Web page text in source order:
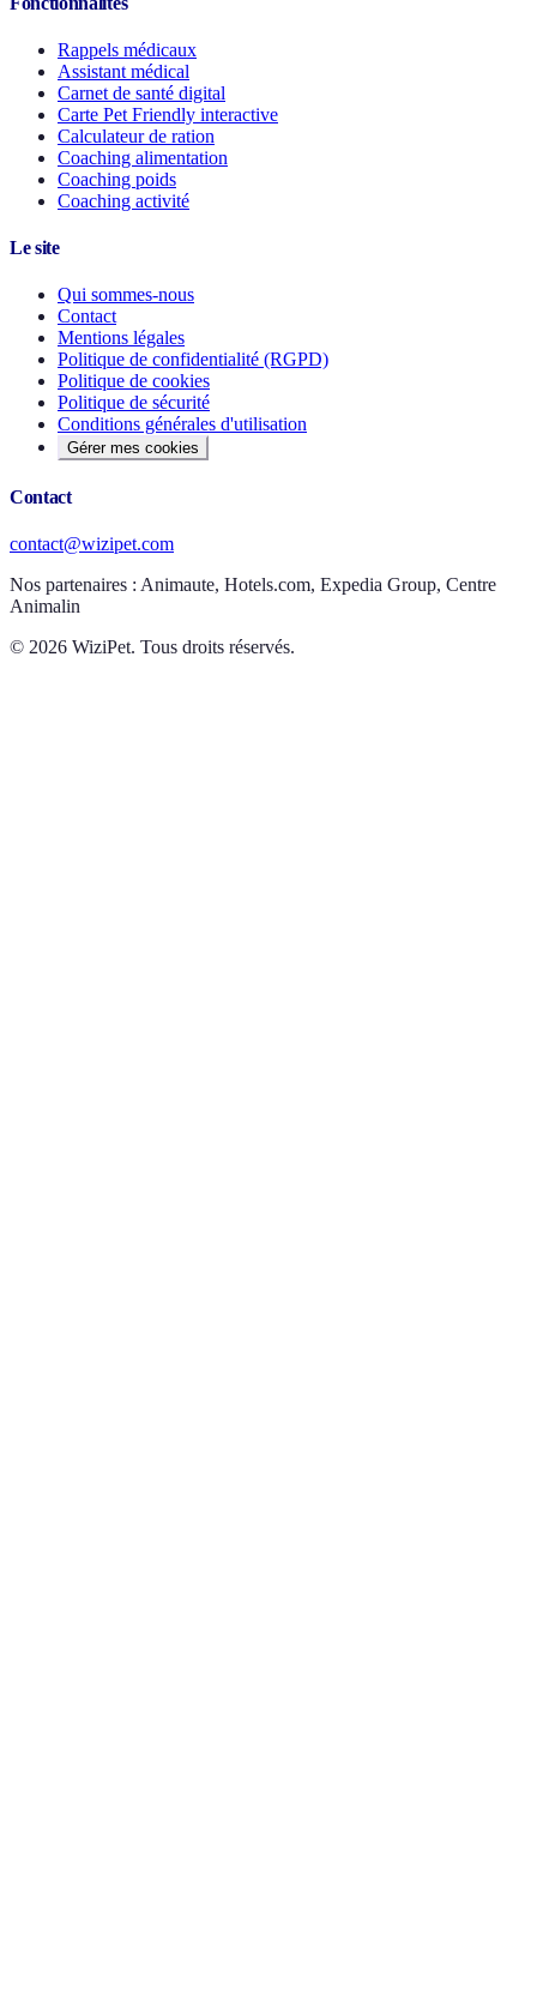
Rappels médicaux
Assistant médical
Carnet de santé digital
Carte Pet Friendly interactive
Calculateur de ration
Coaching alimentation
Coaching poids
Coaching activité
Le site
Qui sommes-nous
Contact
Mentions légales
Politique de confidentialité (RGPD)
Politique de cookies
Politique de sécurité
Conditions générales d'utilisation
Gérer mes cookies
Contact
contact@wizipet.com
Nos partenaires : Animaute, Hotels.com, Expedia Group, Centre
Animalin
© 2026 WiziPet. Tous droits réservés.